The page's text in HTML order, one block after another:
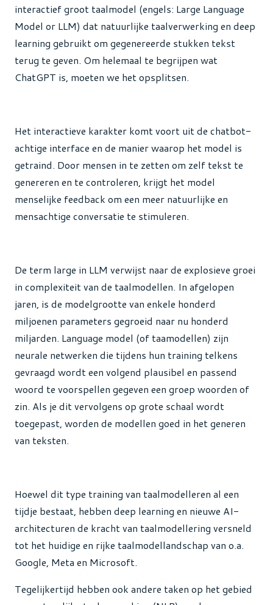
interactief groot taalmodel (engels: Large Language
Model or LLM) dat natuurlijke taalverwerking en deep
learning gebruikt om gegenereerde stukken tekst
terug te geven. Om helemaal te begrijpen wat
ChatGPT is, moeten we het opsplitsen.
Het interactieve karakter komt voort uit de chatbot-
achtige interface en de manier waarop het model is
getraind. Door mensen in te zetten om zelf tekst te
genereren en te controleren, krijgt het model
menselijke feedback om een meer natuurlijke en
mensachtige conversatie te stimuleren.
De term large in LLM verwijst naar de explosieve groei
in complexiteit van de taalmodellen. In afgelopen
jaren, is de modelgrootte van enkele honderd
miljoenen parameters gegroeid naar nu honderd
miljarden. Language model (of taamodellen) zijn
neurale netwerken die tijdens hun training telkens
gevraagd wordt een volgend plausibel en passend
woord te voorspellen gegeven een groep woorden of
zin. Als je dit vervolgens op grote schaal wordt
toegepast, worden de modellen goed in het generen
van teksten.
Hoewel dit type training van taalmodelleren al een
tijdje bestaat, hebben deep learning en nieuwe AI-
architecturen de kracht van taalmodellering versneld
tot het huidige en rijke taalmodellandschap van o.a.
Google, Meta en Microsoft.
Tegelijkertijd hebben ook andere taken op het gebied